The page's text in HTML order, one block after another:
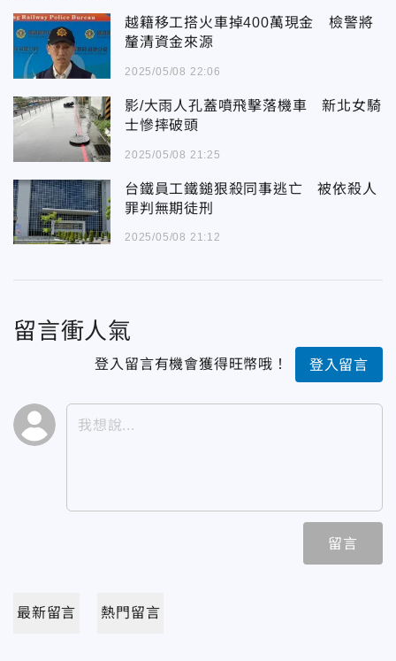
越籍移工搭火車掉400萬現金 檢警將
釐清資金來源
2025/05/08 22:06
影/大雨人孔蓋噴飛擊落機車 新北女騎
士慘摔破頭
2025/05/08 21:25
台鐵員工鐵鎚狠殺同事逃亡 被依殺人
罪判無期徒刑
2025/05/08 21:12
留言衝人氣
登入留言有機會獲得旺幣哦！ 登入留言
留言
最新留言 熱門留言